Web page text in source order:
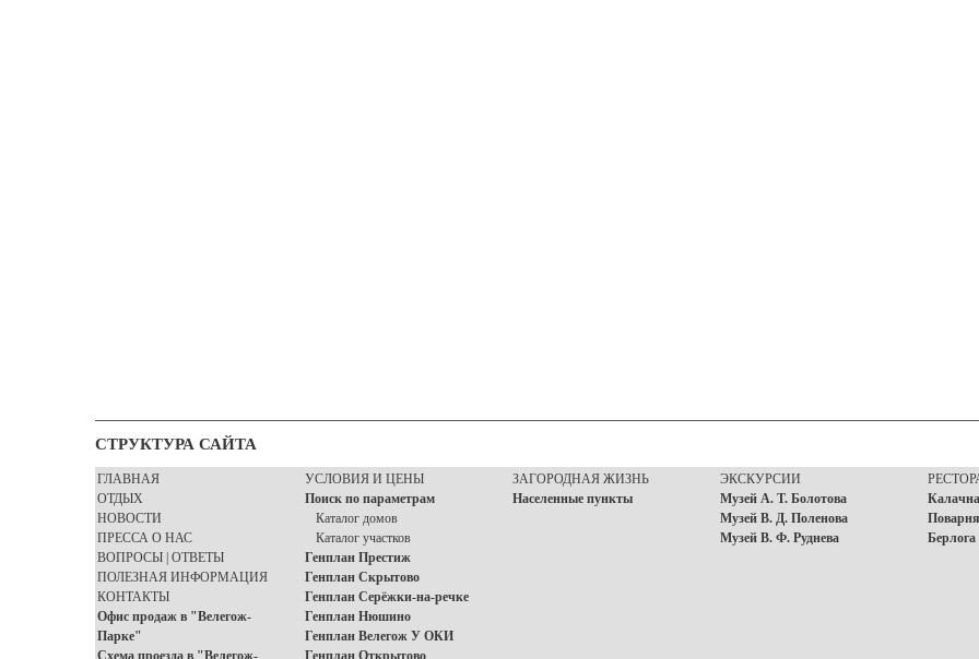
СТРУКТУРА САЙТА
ГЛАВНАЯ
ОТДЫХ
НОВОСТИ
ПРЕССА О НАС
ВОПРОСЫ | ОТВЕТЫ
ПОЛЕЗНАЯ ИНФОРМАЦИЯ
КОНТАКТЫ
Офис продаж в "Велегож-
Парке"
Схема проезда в "Велегож-
УСЛОВИЯ И ЦЕНЫ
Поиск по параметрам
Каталог домов
Каталог участков
Генплан Престиж
Генплан Скрытово
Генплан Серёжки-на-речке
Генплан Нюшино
Генплан Велегож У ОКИ
Генплан Открытово
ЗАГОРОДНАЯ ЖИЗНЬ
Населенные пункты
ЭКСКУРСИИ
Музей А. Т. Болотова
Музей В. Д. Поленова
Музей В. Ф. Руднева
Берлога